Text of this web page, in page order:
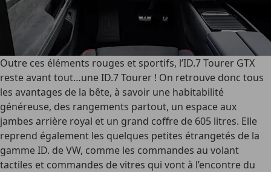
Outre ces éléments rouges et sportifs, l’ID.7 Tourer GTX
reste avant tout…une ID.7 Tourer ! On retrouve donc tous
les avantages de la bête, à savoir une habitabilité
généreuse, des rangements partout, un espace aux
jambes arrière royal et un grand coffre de 605 litres. Elle
reprend également les quelques petites étrangetés de la
gamme ID. de VW, comme les commandes au volant
tactiles et commandes de vitres qui vont à l’encontre du